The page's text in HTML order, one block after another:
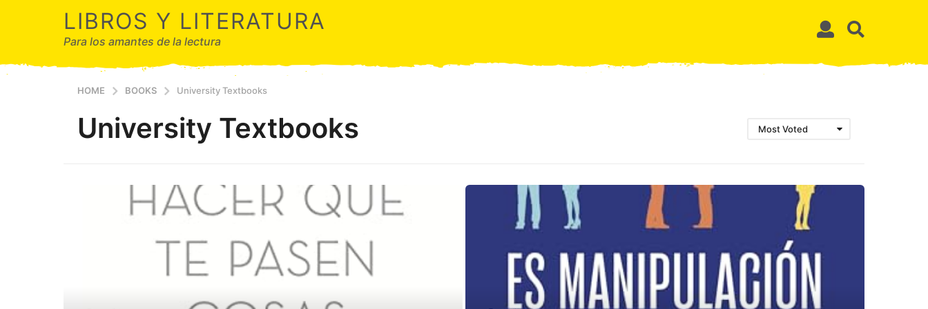
LIBROS Y LITERATURA
Para los amantes de la lectura
HOME BOOKS University Textbooks
University Textbooks Most Voted